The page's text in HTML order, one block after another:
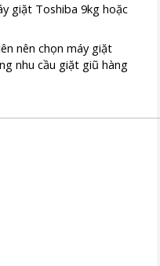
giặt Toshiba 9kg hoặc
nên chọn máy giặt
nhu cầu giặt giũ hàng